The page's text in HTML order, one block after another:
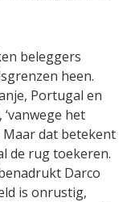
beleggers
heen.
Portugal en
het
Maar dat betekent
de rug toekeren.
Darco
is onrustig,